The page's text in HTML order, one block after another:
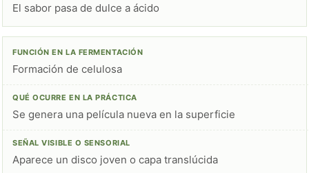
El sabor pasa de dulce a ácido
Formación de celulosa
Se genera una película nueva en la superficie
Aparece un disco joven o capa translúcida